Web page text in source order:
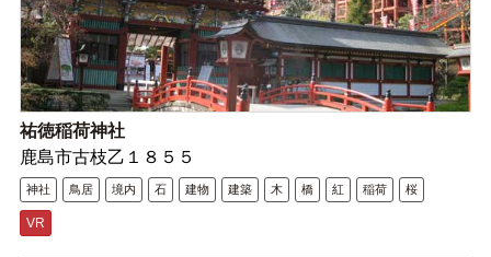
祐徳稲荷神社
鹿島市古枝乙１８５５
神社 鳥居 境内 石 建物 建築 木 橋 紅 稲荷 桜
VR